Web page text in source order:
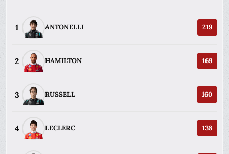
1 ANTONELLI 219
2 HAMILTON 169
3 RUSSELL 160
4 LECLERC 138